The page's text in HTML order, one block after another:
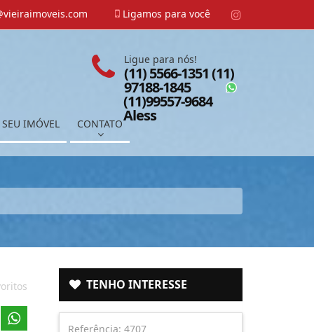
Ligamos para você
IMÓVEL CONTATO
Ligue para nós!
(11) 5566-1351 (11)
97188-1845
(11)99557-9684
Aless
TENHO INTERESSE